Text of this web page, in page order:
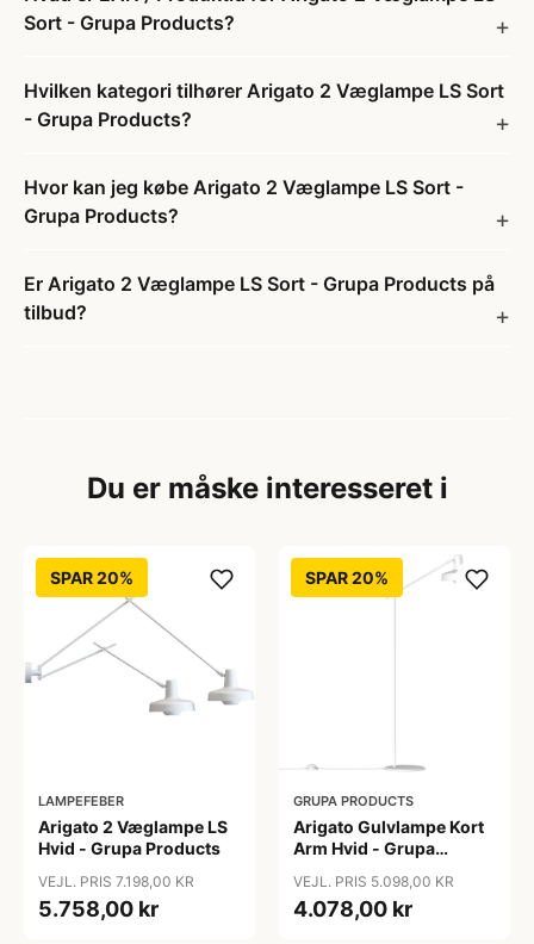
Sort - Grupa Products?
Hvilken kategori tilhører Arigato 2 Væglampe LS Sort
- Grupa Products?
Hvor kan jeg købe Arigato 2 Væglampe LS Sort -
Grupa Products?
Er Arigato 2 Væglampe LS Sort - Grupa Products på
tilbud?
Du er måske interesseret i
SPAR 20%
LAMPEFEBER
Arigato 2 Væglampe LS
Hvid - Grupa Products
VEJL. PRIS 7.198,00 KR
5.758,00 kr
SPAR 20%
GRUPA PRODUCTS
Arigato Gulvlampe Kort
Arm Hvid - Grupa
VEJL. PRIS 5.098,00 KR
4.078,00 kr